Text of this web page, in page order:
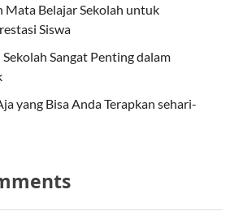
Belajar Sekolah untuk
Siswa
Sangat Penting dalam
yang Bisa Anda Terapkan sehari-